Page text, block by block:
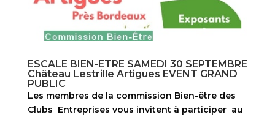
ESCALE BIEN-ETRE SAMEDI 30 SEPTEMBRE
Château Lestrille Artigues EVENT GRAND
PUBLIC
Les membres de la commission Bien-être des
Clubs Entreprises vous invitent à participer au